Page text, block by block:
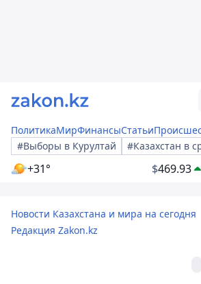
ПолитикаМирФинансыСтатьи
#Выборы в Курултай
#Казахстан в
+31° $469.93
Новости Казахстана и мира на сегодня
Редакция Zakon.kz